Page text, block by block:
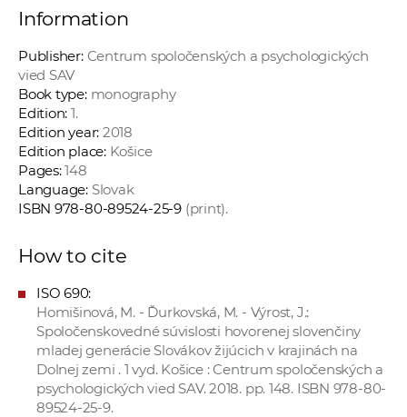
Information
Publisher: Centrum spoločenských a psychologických
vied SAV
Book type:monography
Edition: 1.
Edition year: 2018
Edition place:Košice
Pages:148
Language:Slovak
ISBN 978-80-89524-25-9 (print).
How to cite
ISO 690:
Homišinová, M. - Ďurkovská, M. - Výrost, J.:
Spoločenskovedné súvislosti hovorenej slovenčiny
mladej generácie Slovákov žijúcich v krajinách na
Dolnej zemi . 1 vyd. Košice : Centrum spoločenských a
psychologických vied SAV. 2018. pp. 148. ISBN 978-80-
89524-25-9.